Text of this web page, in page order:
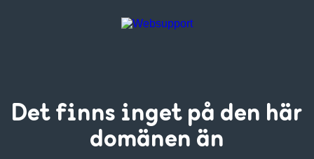
Det finns inget på den här
domänen än